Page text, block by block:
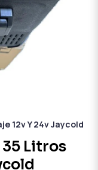
12v Y 24v Jaycold
35 Litros